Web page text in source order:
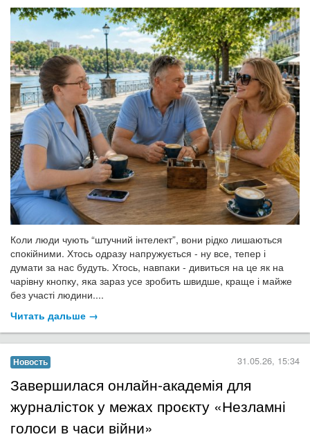
Коли люди чують “штучний інтелект”, вони рідко лишаються
спокійними. Хтось одразу напружується - ну все, тепер і
думати за нас будуть. Хтось, навпаки - дивиться на це як на
чарівну кнопку, яка зараз усе зробить швидше, краще і майже
без участі людини....
Читать дальше →
Новость 31.05.26, 15:34
Завершилася онлайн-академія для
журналісток у межах проєкту «Незламні
голоси в часи війни»